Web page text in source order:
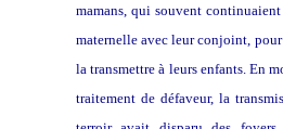
mamans, qui souvent
maternelle avec leur conjoint, pour
la transmettre à leurs enfants. En
traitement de défaveur, la